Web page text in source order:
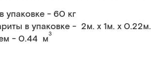
упаковке - 60 кг
в упаковке - 2м. x 1м. x 0.22м.
- 0.44 м3